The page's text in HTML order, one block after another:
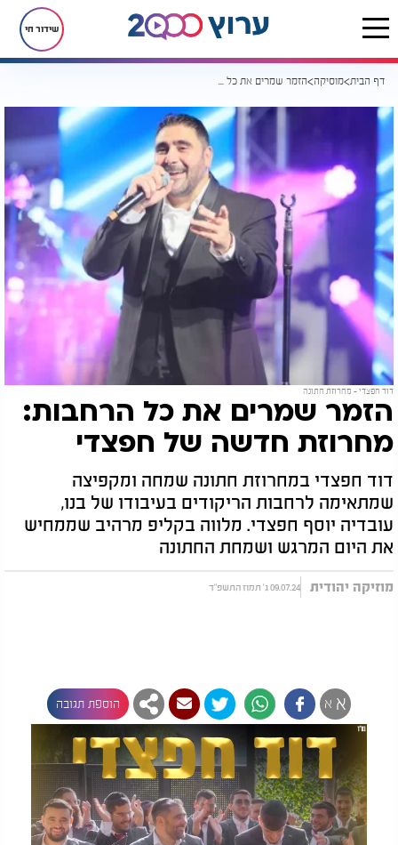
שידור חי
דף הבית מוסיקה הזמר שמרים את כל הרחבות: מחרוזת חדשה של חפצדי
דוד חפצדי - מחרוזת חתונה
הזמר שמרים את כל הרחבות:
מחרוזת חדשה של חפצדי
דוד חפצדי במחרוזת חתונה שמחה ומקפיצה
שמתאימה לרחבות הריקודים בעיבודו של בנו,
עובדיה יוסף חפצדי. מלווה בקליפ מרהיב שממחיש
את היום המרגש ושמחת החתונה
מוזיקה יהודית 09.07.24 ג' תמוז התשפ"ד
א א הוספת תגובה